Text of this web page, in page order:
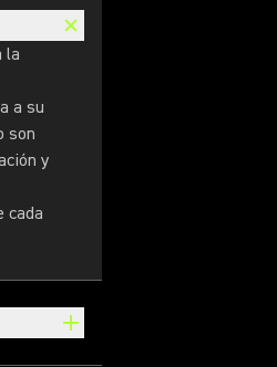
la
a su
son
y
cada